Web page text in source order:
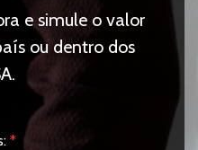
e simule o valor
ou dentro dos
*